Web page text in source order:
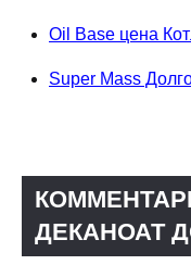
Oil Base цена
Super Mass
ДЕКАНОАТ